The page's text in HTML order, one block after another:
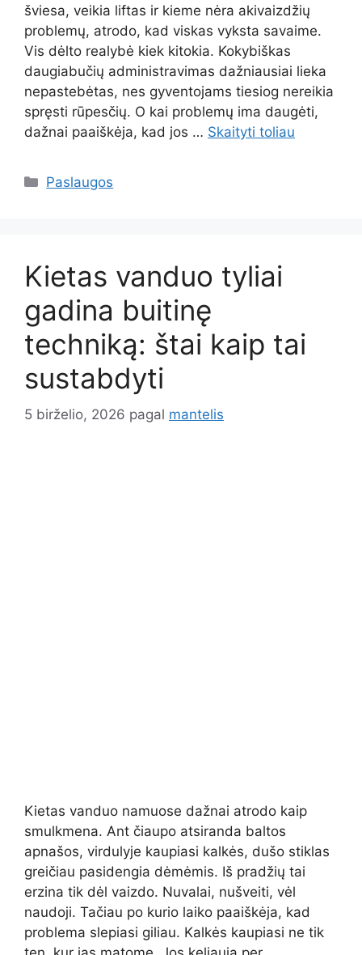
šviesa, veikia liftas ir kieme nėra akivaizdžių
problemų, atrodo, kad viskas vyksta savaime.
Vis dėlto realybė kiek kitokia. Kokybiškas
daugiabučių administravimas dažniausiai lieka
nepastebėtas, nes gyventojams tiesiog nereikia
spręsti rūpesčių. O kai problemų ima daugėti,
dažnai paaiškėja, kad jos … Skaityti toliau
Kategorijos
Paslaugos
Kietas vanduo tyliai
gadina buitinę
techniką: štai kaip tai
sustabdyti
5 birželio, 2026 pagal mantelis
Kietas vanduo namuose dažnai atrodo kaip
smulkmena. Ant čiaupo atsiranda baltos
apnašos, virdulyje kaupiasi kalkės, dušo stiklas
greičiau pasidengia dėmėmis. Iš pradžių tai
erzina tik dėl vaizdo. Nuvalai, nušveiti, vėl
naudoji. Tačiau po kurio laiko paaiškėja, kad
problema slepiasi giliau. Kalkės kaupiasi ne tik